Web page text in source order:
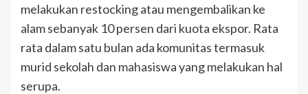
melakukan restocking atau mengembalikan ke
alam sebanyak 10 persen dari kuota ekspor. Rata
rata dalam satu bulan ada komunitas termasuk
murid sekolah dan mahasiswa yang melakukan hal
serupa.